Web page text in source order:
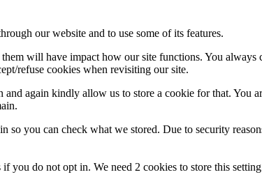
our website and to use some of its features.
will have impact how our site functions. You
refuse cookies when revisiting our site.
again kindly allow us to store a cookie for that. You
you can check what we stored. Due to security
you do not opt in. We need 2 cookies to store this